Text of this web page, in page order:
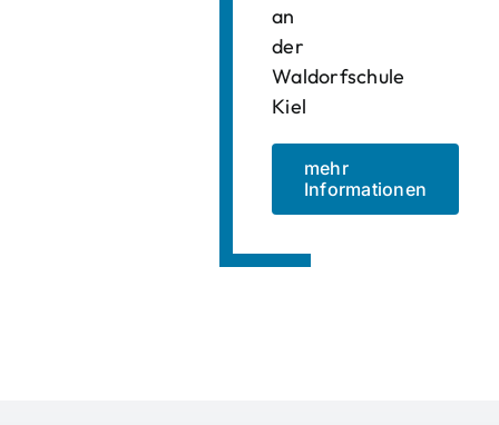
an
der
Waldorfschule
Kiel
mehr
Informationen